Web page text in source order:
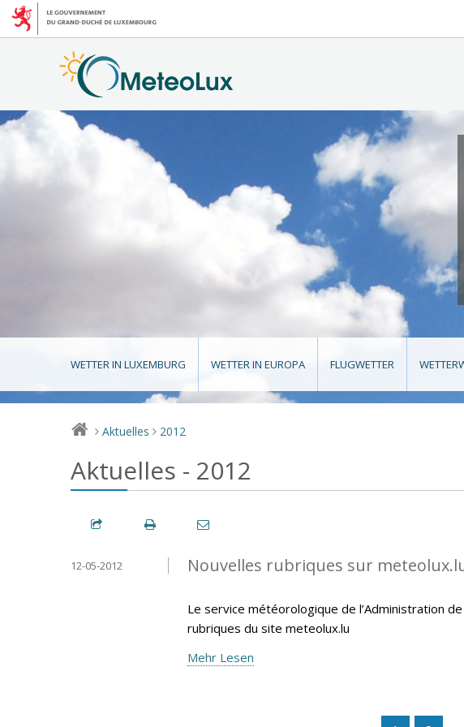
WETTER IN LUXEMBURG WETTER IN EUROPA FLUGWETTER
> Aktuelles > 2012
Aktuelles - 2012
Nouvelles rubriques sur
12-05-2012
Le service météorologique de l’Administration
rubriques du site meteolux.lu
Mehr Lesen